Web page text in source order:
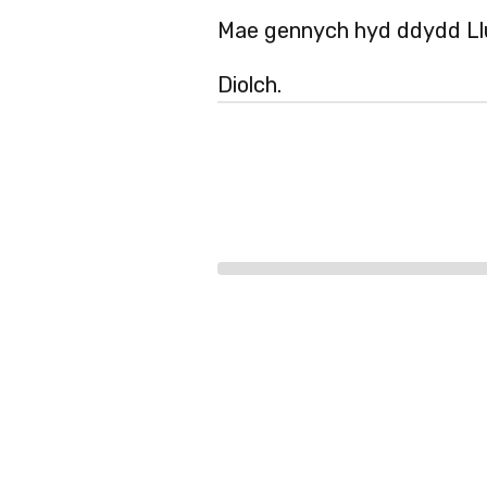
Mae gennych hyd ddydd
Diolch.
Progress